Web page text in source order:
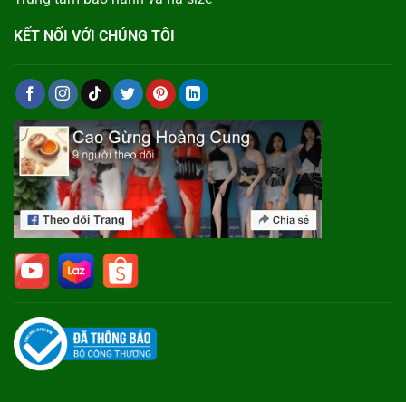
KẾT NỐI VỚI CHÚNG TÔI